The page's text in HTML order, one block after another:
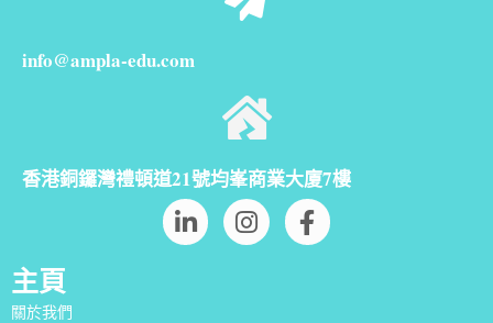
info@ampla-edu.com
香港銅鑼灣禮頓道21號均峯商業大廈7樓
主頁
關於我們